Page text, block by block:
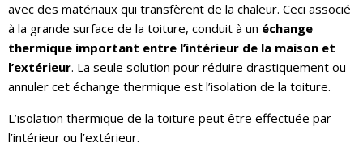
avec des matériaux qui transfèrent de la chaleur. Ceci associé
à la grande surface de la toiture, conduit à un échange
thermique important entre l’intérieur de la maison et
l’extérieur. La seule solution pour réduire drastiquement ou
annuler cet échange thermique est l’isolation de la toiture.
L’isolation thermique de la toiture peut être effectuée par
l’intérieur ou l’extérieur.